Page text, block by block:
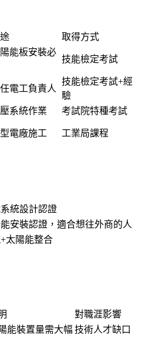
取得方式
能板安裝必
技能檢定考試
電工負責人
技能檢定考試+經
驗
系統作業
考試院特種考試
電廠施工 工業局課程
統設計認證
安裝認證，適合想往外商的人
太陽能整合
對職涯影響
能裝置量需大幅 技術人才缺口